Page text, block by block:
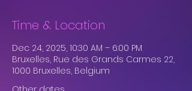
Time & Location
Dec 24, 2025, 10:30 AM – 6:00 PM
Bruxelles, Rue des Grands Carmes 22,
1000 Bruxelles, Belgium